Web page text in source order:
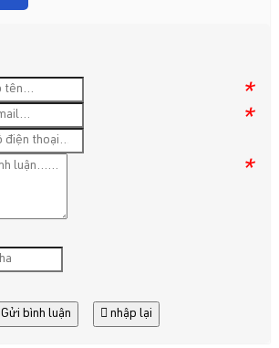
*
*
*
Gửi bình luận nhập lại